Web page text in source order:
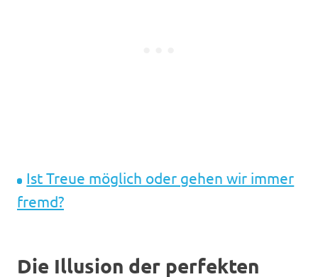
Ist Treue möglich oder gehen wir immer
fremd?
Die Illusion der perfekten